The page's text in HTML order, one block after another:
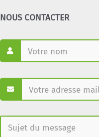
NOUS CONTACTER